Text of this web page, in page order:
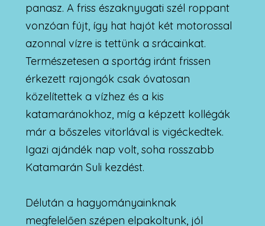
panasz. A friss északnyugati szél roppant
vonzóan fújt, így hat hajót két motorossal
azonnal vízre is tettünk a srácainkat.
Természetesen a sportág iránt frissen
érkezett rajongók csak óvatosan
közelítettek a vízhez és a kis
katamaránokhoz, míg a képzett kollégák
már a bőszeles vitorlával is vigéckedtek.
Igazi ajándék nap volt, soha rosszabb
Katamarán Suli kezdést.
Délután a hagyományainknak
megfelelően szépen elpakoltunk, jól